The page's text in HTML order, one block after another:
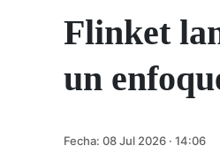
Flinket
un
Fecha: 08 Jul 2026 · 14:06